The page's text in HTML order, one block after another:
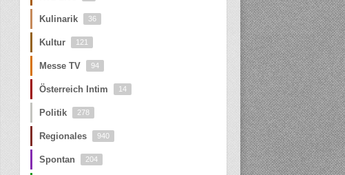
Kulinarik 36
Kultur 121
Messe TV 94
Österreich Intim 14
Politik 278
Regionales 940
Spontan 204